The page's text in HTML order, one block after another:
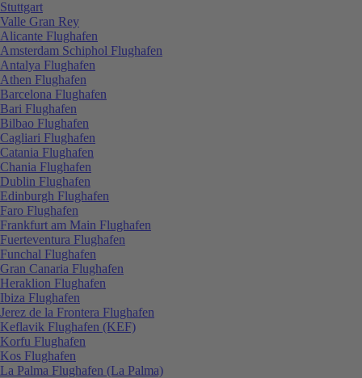
Stuttgart
Valle Gran Rey
Alicante Flughafen
Amsterdam Schiphol Flughafen
Antalya Flughafen
Athen Flughafen
Barcelona Flughafen
Bari Flughafen
Bilbao Flughafen
Cagliari Flughafen
Catania Flughafen
Chania Flughafen
Dublin Flughafen
Edinburgh Flughafen
Faro Flughafen
Frankfurt am Main Flughafen
Fuerteventura Flughafen
Funchal Flughafen
Gran Canaria Flughafen
Heraklion Flughafen
Ibiza Flughafen
Jerez de la Frontera Flughafen
Keflavik Flughafen (KEF)
Korfu Flughafen
Kos Flughafen
La Palma Flughafen (La Palma)